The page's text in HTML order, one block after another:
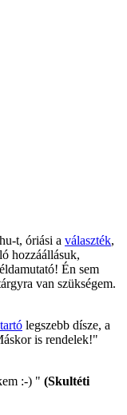
t, óriási a választék,
hozzáállásuk,
Én sem
van szükségem.
legszebb dísze, a
is rendelek!"
:-) " (Skultéti